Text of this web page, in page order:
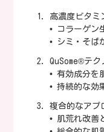
高濃度ビタミ
• コラーゲン
• シミ・そば
QuSome®テク
• 有効成分を
• 持続的な効
複合的なアプ
• 肌荒れ改善